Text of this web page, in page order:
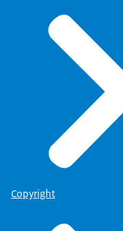
Copyright